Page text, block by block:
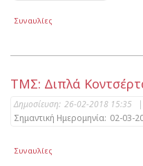
Συναυλίες
ΤΜΣ: Διπλά
Δημοσίευση: 26-02-2018 15:35 |
Σημαντική Ημερομηνία: 02-03-
Συναυλίες